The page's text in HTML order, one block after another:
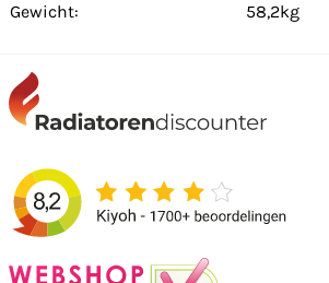
Gewicht: 58,2kg